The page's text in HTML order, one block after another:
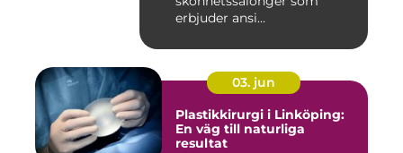
erbjuder ansi...
03. jun
Plastikkirurgi i Linköping:
En väg till naturliga
resultat